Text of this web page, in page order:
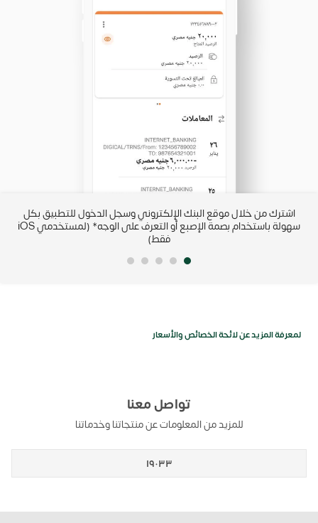
اشترك من خلال موقع البنك الإلكتروني وسجل الدخول للتطبيق بكل
سهولة باستخدام بصمة الإصبع أو التعرف على الوجه* (لمستخدمي iOS
فقط)
لمعرفة المزيد عن لائحة الخصائص والأسعار
تواصل معنا
للمزيد من المعلومات عن منتجاتنا وخدماتنا
١٩٠٣٣